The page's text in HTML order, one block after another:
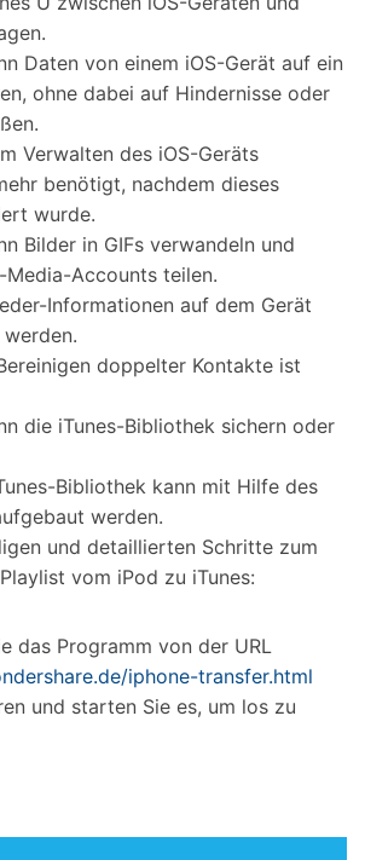
Daten von einem iOS-Gerät auf ein
ohne dabei auf Hindernisse oder
Verwalten des iOS-Geräts
benötigt, nachdem dieses
wurde.
Bilder in GIFs verwandeln und
Accounts teilen.
Informationen auf dem Gerät
doppelter Kontakte ist
die iTunes-Bibliothek sichern oder
Bibliothek kann mit Hilfe des
werden.
und detaillierten Schritte zum
vom iPod zu iTunes:
das Programm von der URL
iphone-transfer.html
und starten Sie es, um los zu